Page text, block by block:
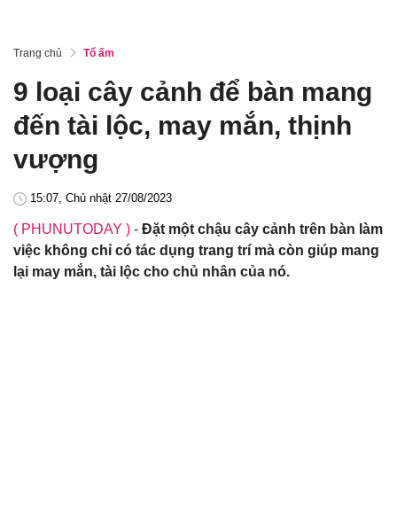
Trang chủ Tổ ấm
9 loại cây cảnh để bàn mang
đến tài lộc, may mắn, thịnh
vượng
15:07, Chủ nhật 27/08/2023
( PHUNUTODAY ) - Đặt một chậu cây cảnh trên bàn làm
việc không chỉ có tác dụng trang trí mà còn giúp mang
lại may mắn, tài lộc cho chủ nhân của nó.